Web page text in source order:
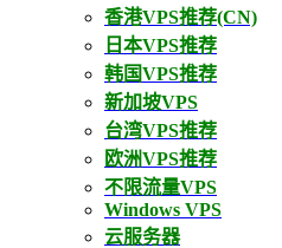
香港VPS推荐(CN)
日本VPS推荐
韩国VPS推荐
新加坡VPS
台湾VPS推荐
欧洲VPS推荐
不限流量VPS
Windows VPS
云服务器